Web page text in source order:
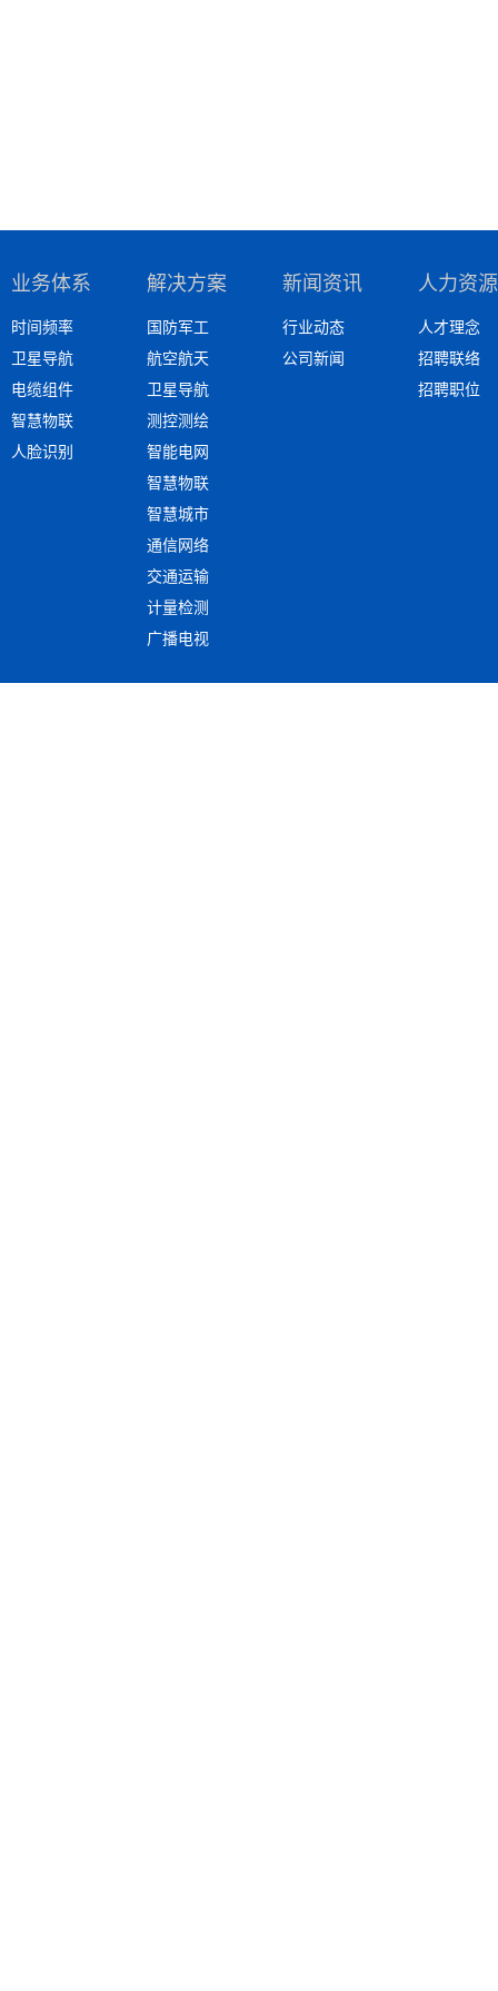
业务体系
时间频率
卫星导航
电缆组件
智慧物联
人脸识别
解决方案
国防军工
航空航天
卫星导航
测控测绘
智能电网
智慧物联
智慧城市
通信网络
交通运输
计量检测
广播电视
新闻资讯
行业动态
公司新闻
人力资源
人才理念
招聘联络
招聘职位